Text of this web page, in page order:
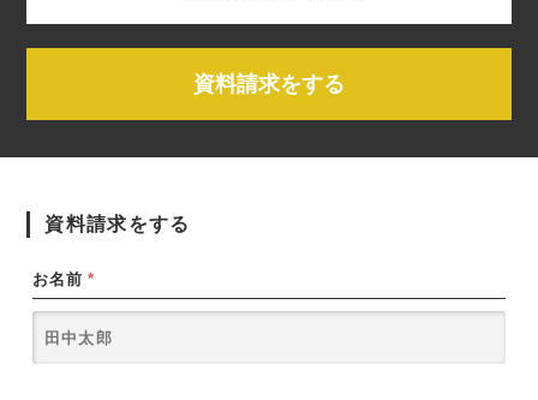
資料請求をする
資料請求をする
お名前 *